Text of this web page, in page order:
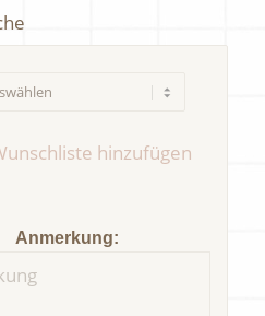
hinzufügen
Anmerkung: